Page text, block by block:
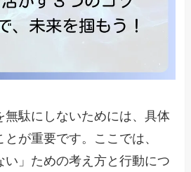
無駄にしないためには、具体
が重要です。ここでは、
い」ための考え方と行動につ